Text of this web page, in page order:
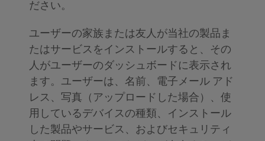
ださい。
ユーザーの家族または友人が当社の製品ま
たはサービスをインストールすると、その
人がユーザーのダッシュボードに表示され
ます。ユーザーは、名前、電子メール アド
レス、写真（アップロードした場合）、使
用しているデバイスの種類、インストール
した製品やサービス、およびセキュリティ